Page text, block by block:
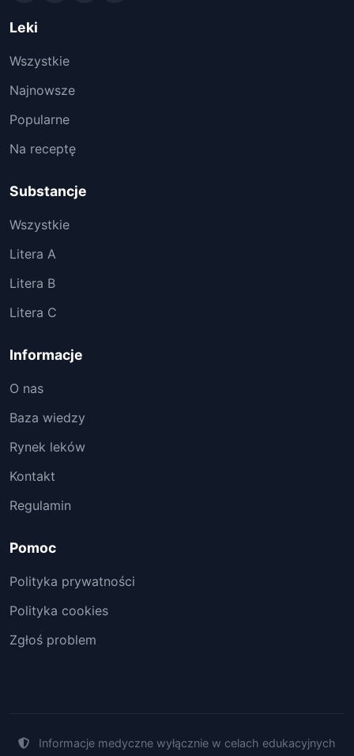
Leki
Wszystkie
Najnowsze
Popularne
Na receptę
Substancje
Wszystkie
Litera A
Litera B
Litera C
Informacje
O nas
Baza wiedzy
Rynek leków
Kontakt
Regulamin
Pomoc
Polityka prywatności
Polityka cookies
Zgłoś problem
Informacje medyczne wyłącznie w celach edukacyjnych